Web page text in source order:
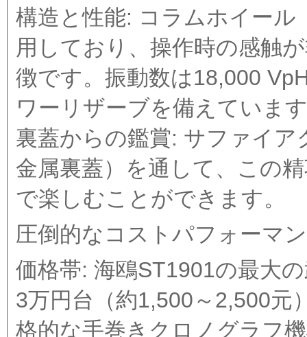
構造と性能: コラムホイール
用しており、操作時の感触
徴です。振動数は18,000
ワーリザーブを備えていま
裏蓋からの鑑賞: サファイ
金属裏蓋）を通して、この
で楽しむことができます。
圧倒的なコストパフォーマ
価格帯: 海鴎ST1901の最大
3万円台（約1,500～2,500元
格的な手巻きクロノグラフ